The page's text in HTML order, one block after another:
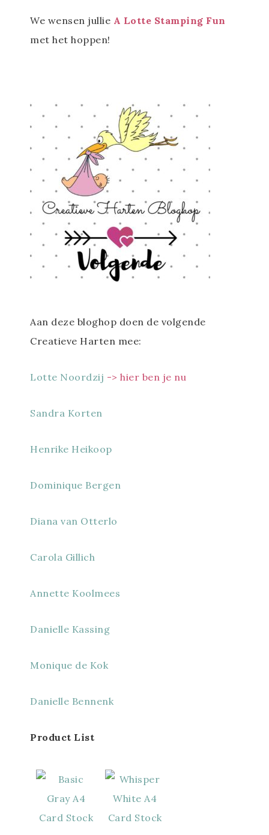
We wensen jullie A Lotte Stamping Fun
met het hoppen!
Aan deze bloghop doen de volgende
Creatieve Harten mee:
Lotte Noordzij -> hier ben je nu
Sandra Korten
Henrike Heikoop
Dominique Bergen
Diana van Otterlo
Carola Gillich
Annette Koolmees
Danielle Kassing
Monique de Kok
Danielle Bennenk
Product List